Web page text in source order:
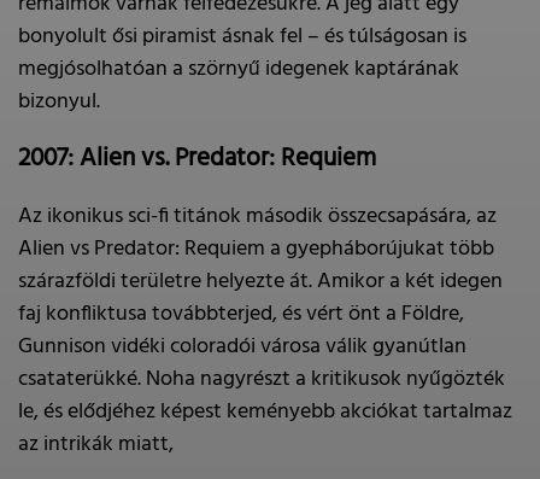
bonyolult ősi piramist ásnak fel – és túlságosan is
megjósolhatóan a szörnyű idegenek kaptárának
bizonyul.
2007: Alien vs. Predator: Requiem
Az ikonikus sci-fi titánok második összecsapására, az
Alien vs Predator: Requiem a gyepháborújukat több
szárazföldi területre helyezte át. Amikor a két idegen
faj konfliktusa továbbterjed, és vért önt a Földre,
Gunnison vidéki coloradói városa válik gyanútlan
csataterükké. Noha nagyrészt a kritikusok nyűgözték
le, és elődjéhez képest keményebb akciókat tartalmaz
az intrikák miatt,